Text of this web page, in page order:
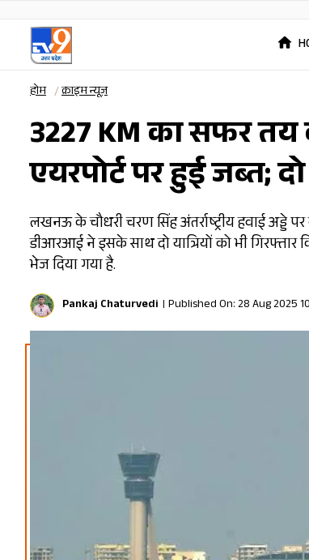
होम क्राइम न्यूज़
3227 KM का सफर
एयरपोर्ट पर हुई जब्त;
लखनऊ के चौधरी चरण सिंह अंतर्राष्ट्रीय हवाई
डीआरआई ने इसके साथ दो यात्रियों को भी गिरफ्तार
भेज दिया गया है.
Pankaj Chaturvedi Published On: 28 Aug 2025